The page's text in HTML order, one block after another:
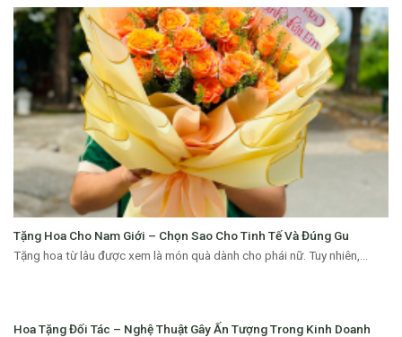
Tặng Hoa Cho Nam Giới – Chọn Sao Cho Tinh Tế Và Đúng Gu
Tặng hoa từ lâu được xem là món quà dành cho phái nữ. Tuy nhiên,...
Hoa Tặng Đối Tác – Nghệ Thuật Gây Ấn Tượng Trong Kinh Doanh